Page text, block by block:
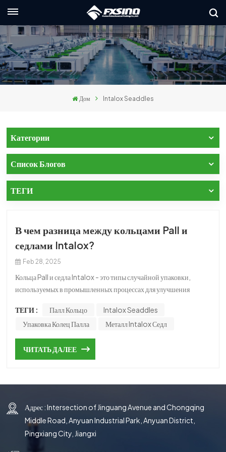
국의
Дом Intalox Seaddles
Категории
Список Блогов
ТЕГИ
В чем разница между кольцами Pall и
седлами Intalox?
Feb 28, 2025
Кольца Pall и седла Intalox - это типы случайной упаковки,
используемых в промышленных процессах для улучшения
различаются по дизайну, характеристикам производительности
и конкретным приложениям. Вот подробное сравнение: Дизайн:
Палл кольца: Форма: Цилиндрический с открытой структурой и
внутренней стойкой. Площадь поверхности: Обеспечивает
высокую площадь поверхности из -за внутренней и внешней
керамики. Intalox Seaddles: Форма: Седло в форме с контурной
Предлагает большую площадь поверхности из -за формы седла.
Материал: Обычно изготовлен из керамики, пластика или
металла. Характеристики производительности: Палл кольца:
ТЕГИ : Палл Кольцо
Intalox Seaddles
Упаковка Колец Палла
Металл Intalox Седл
ЧИТАТЬ ДАЛЕЕ
Адрес : Intersection of Jinguang Avenue and Chongqing
Middle Road, Anyuan Industrial Park, Anyuan District,
Pingxiang City, Jiangxi